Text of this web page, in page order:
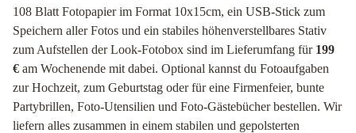
108 Blatt Fotopapier im Format 10x15cm, ein USB-Stick zum
Speichern aller Fotos und ein stabiles höhenverstellbares Stativ
zum Aufstellen der Look-Fotobox sind im Lieferumfang für 199
€ am Wochenende mit dabei. Optional kannst du Fotoaufgaben
zur Hochzeit, zum Geburtstag oder für eine Firmenfeier, bunte
Partybrillen, Foto-Utensilien und Foto-Gästebücher bestellen. Wir
liefern alles zusammen in einem stabilen und gepolsterten